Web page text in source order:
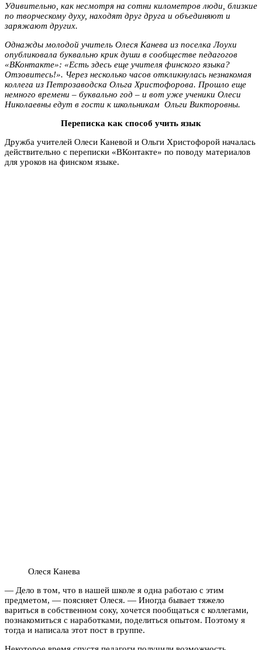
Удивительно, как несмотря на сотни километров люди, близкие
по творческому духу, находят друг друга и объединяют и
заряжают других.
Однажды молодой учитель Олеся Канева из поселка Лоухи
опубликовала буквально крик души в сообществе педагогов
«ВКонтакте»: «Есть здесь еще учителя финского языка?
Отзовитесь!». Через несколько часов откликнулась незнакомая
коллега из Петрозаводска Ольга Христофорова. Прошло еще
немного времени – буквально год – и вот уже ученики Олеси
Николаевны едут в гости к школьникам Ольги Викторовны.
Переписка как способ учить язык
Дружба учителей Олеси Каневой и Ольги Христофорой началась
действительно с переписки «ВКонтакте» по поводу материалов
для уроков на финском языке.
Олеся Канева
— Дело в том, что в нашей школе я одна работаю с этим
предметом, — поясняет Олеся. — Иногда бывает тяжело
вариться в собственном соку, хочется пообщаться с коллегами,
познакомиться с наработками, поделиться опытом. Поэтому я
тогда и написала этот пост в группе.